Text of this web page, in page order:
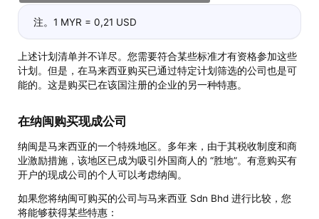
注。1 MYR = 0,21 USD
上述计划清单并不详尽。您需要符合某些标准才有资格参加这些
计划。但是，在马来西亚购买已通过特定计划筛选的公司也是可
能的。这是购买已在该国注册的企业的另一种特惠。
在纳闽购买现成公司
纳闽是马来西亚的一个特殊地区。多年来，由于其税收制度和商
业激励措施，该地区已成为吸引外国商人的 “胜地”。有意购买有
开户的现成公司的个人可以考虑纳闽。
如果您将纳闽可购买的公司与马来西亚 Sdn Bhd 进行比较，您
将能够获得某些特惠：